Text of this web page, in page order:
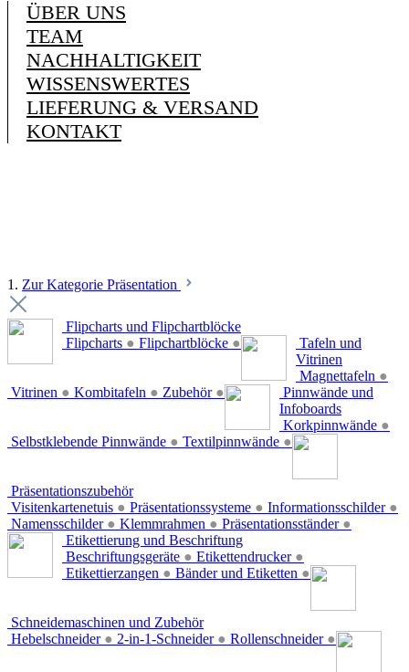
ÜBER UNS
TEAM
NACHHALTIGKEIT
WISSENSWERTES
LIEFERUNG & VERSAND
KONTAKT
1. Zur Kategorie Präsentation
Flipcharts und Flipchartblöcke
Flipcharts ● Flipchartblöcke ●
Tafeln und
Vitrinen
Magnettafeln ●
Vitrinen ● Kombitafeln ● Zubehör ●
Pinnwände und
Infoboards
Korkpinnwände ●
Selbstklebende Pinnwände ● Textilpinnwände ●
Präsentationszubehör
Visitenkartenetuis ● Präsentationssysteme ● Informationsschilder ●
Namensschilder ● Klemmrahmen ● Präsentationsständer ●
Etikettierung und Beschriftung
Beschriftungsgeräte ● Etikettendrucker ●
Etikettierzangen ● Bänder und Etiketten ●
Schneidemaschinen und Zubehör
Hebelschneider ● 2-in-1-Schneider ● Rollenschneider ●